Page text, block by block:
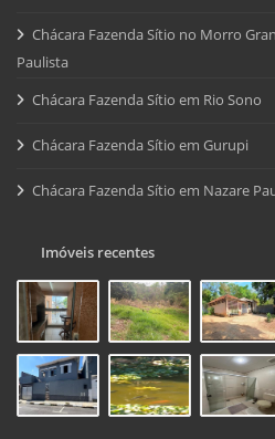
Chácara Fazenda Sítio no Morro
Paulista
Chácara Fazenda Sítio em Rio Sono
Chácara Fazenda Sítio em Gurupi
Chácara Fazenda Sítio em Nazare
Imóveis recentes